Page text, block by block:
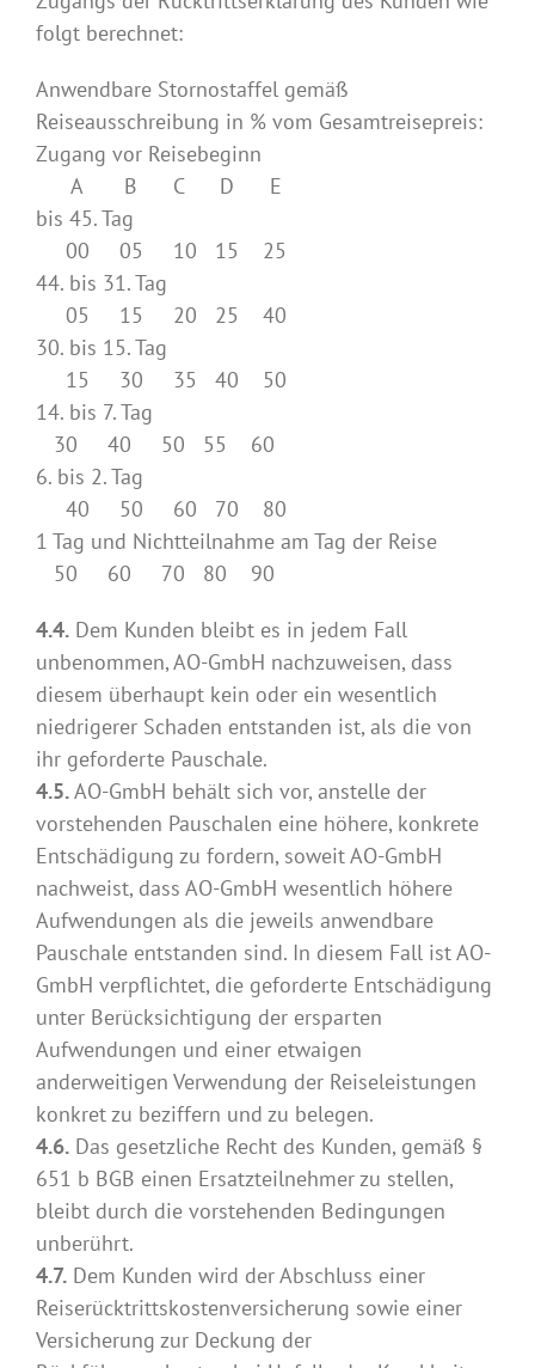
folgt berechnet:
Anwendbare Stornostaffel gemäß
Reiseausschreibung in % vom Gesamtreisepreis:
Zugang vor Reisebeginn
A B C D E
bis 45. Tag
00 05 10 15 25
44. bis 31. Tag
05 15 20 25 40
30. bis 15. Tag
15 30 35 40 50
14. bis 7. Tag
30 40 50 55 60
6. bis 2. Tag
40 50 60 70 80
1 Tag und Nichtteilnahme am Tag der Reise
50 60 70 80 90
4.4. Dem Kunden bleibt es in jedem Fall
unbenommen, AO-GmbH nachzuweisen, dass
diesem überhaupt kein oder ein wesentlich
niedrigerer Schaden entstanden ist, als die von
ihr geforderte Pauschale.
4.5.AO-GmbH behält sich vor, anstelle der
vorstehenden Pauschalen eine höhere, konkrete
Entschädigung zu fordern, soweit AO-GmbH
nachweist, dass AO-GmbH wesentlich höhere
Aufwendungen als die jeweils anwendbare
Pauschale entstanden sind. In diesem Fall ist AO-
GmbH verpflichtet, die geforderte Entschädigung
unter Berücksichtigung der ersparten
Aufwendungen und einer etwaigen
anderweitigen Verwendung der Reiseleistungen
konkret zu beziffern und zu belegen.
4.6. Das gesetzliche Recht des Kunden, gemäß §
651 b BGB einen Ersatzteilnehmer zu stellen,
bleibt durch die vorstehenden Bedingungen
unberührt.
4.7. Dem Kunden wird der Abschluss einer
Reiserücktrittskostenversicherung sowie einer
Versicherung zur Deckung der